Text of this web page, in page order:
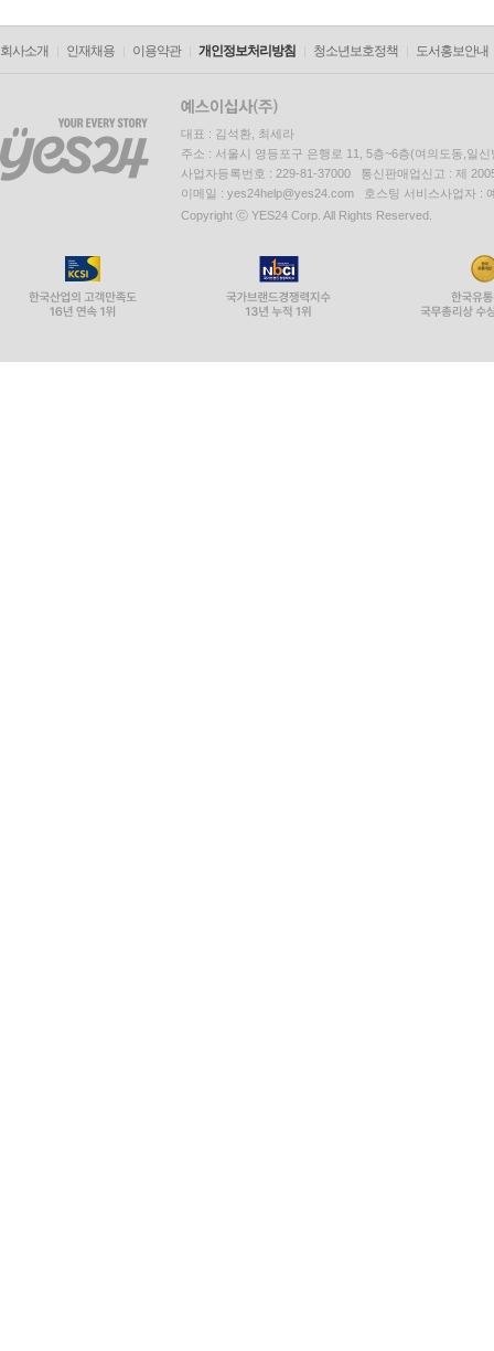
회사소개 인재채용 이용약관 개인정보처리방침 청소년보호정책 도서홍보안내
대표 : 김석환, 최세라
주소 : 서울시 영등포구 은행로 11, 5층~6층(여의도동,일신
사업자등록번호 : 229-81-37000 통신판매업신고 : 제
이메일 : yes24help@yes24.com 호스팅 서비스사업자 :
Copyright ⓒ YES24 Corp. All Rights Reserved.